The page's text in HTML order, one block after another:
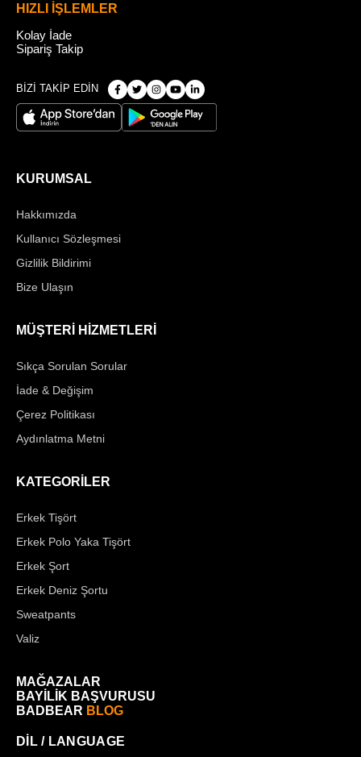
HIZLI İŞLEMLER
Kolay İade
Sipariş Takip
BİZİ TAKİP EDİN
KURUMSAL
Hakkımızda
Kullanıcı Sözleşmesi
Gizlilik Bildirimi
Bize Ulaşın
MÜŞTERİ HİZMETLERİ
Sıkça Sorulan Sorular
İade & Değişim
Çerez Politikası
Aydınlatma Metni
KATEGORİLER
Erkek Tişört
Erkek Polo Yaka Tişört
Erkek Şort
Erkek Deniz Şortu
Sweatpants
Valiz
MAĞAZALAR
BAYİLİK BAŞVURUSU
BADBEAR BLOG
DİL / LANGUAGE